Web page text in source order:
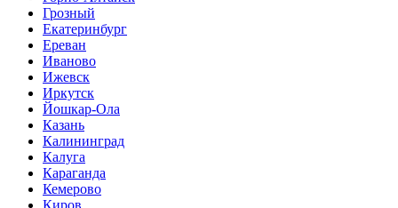
Грозный
Екатеринбург
Ереван
Иваново
Ижевск
Иркутск
Йошкар-Ола
Казань
Калининград
Калуга
Караганда
Кемерово
Киров